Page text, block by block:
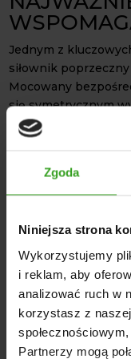
Zgoda
Niniejsza strona
Wykorzystujemy
i reklam, aby
analizować ruch w
korzystasz z
Partnerzy mogą
Jednym z
siłownik
Mocowany
się symetrycznym
identyczny
samej liczbie
bezpieczeństwa.
kierownicy. Zawór
przeciążeniami.
wysoką jakością
żywotność.
Nowoczesna